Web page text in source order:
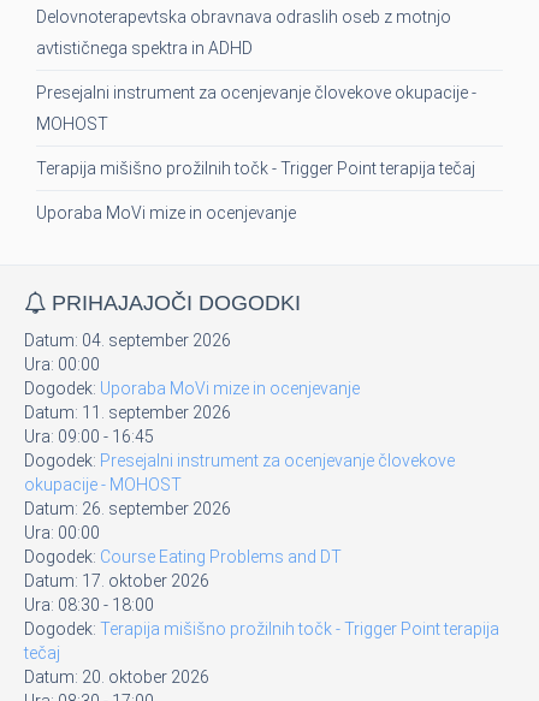
Delovnoterapevtska obravnava odraslih oseb z motnjo
avtističnega spektra in ADHD
Presejalni instrument za ocenjevanje človekove okupacije -
MOHOST
Terapija mišišno prožilnih točk - Trigger Point terapija tečaj
Uporaba MoVi mize in ocenjevanje
PRIHAJAJOČI DOGODKI
Datum: 04. september 2026
Ura: 00:00
Dogodek: Uporaba MoVi mize in ocenjevanje
Datum: 11. september 2026
Ura: 09:00 - 16:45
Dogodek: Presejalni instrument za ocenjevanje človekove
okupacije - MOHOST
Datum: 26. september 2026
Ura: 00:00
Dogodek: Course Eating Problems and DT
Datum: 17. oktober 2026
Ura: 08:30 - 18:00
Dogodek: Terapija mišišno prožilnih točk - Trigger Point terapija
tečaj
Datum: 20. oktober 2026